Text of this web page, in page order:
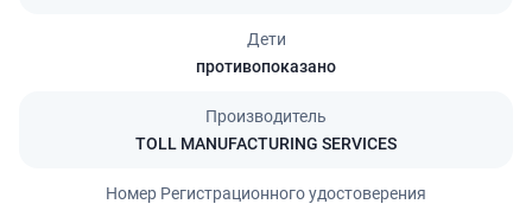
Дети
противопоказано
Производитель
TOLL MANUFACTURING SERVICES
Номер Регистрационного удостоверения